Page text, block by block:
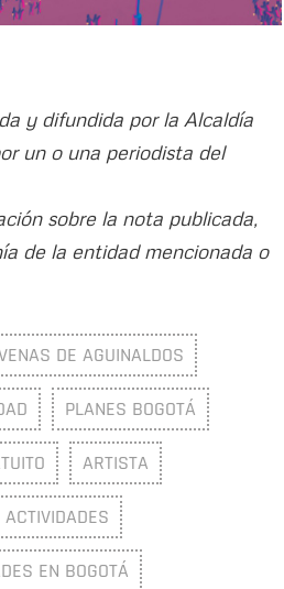
y difundida por la Alcaldía
un o una periodista del
sobre la nota publicada,
de la entidad mencionada o
DE AGUINALDOS
PLANES BOGOTÁ
ARTISTA
ACTIVIDADES
EN BOGOTÁ